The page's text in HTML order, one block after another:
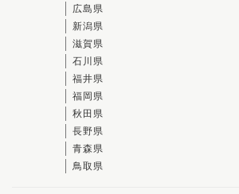
広島県
新潟県
滋賀県
石川県
福井県
福岡県
秋田県
長野県
青森県
鳥取県